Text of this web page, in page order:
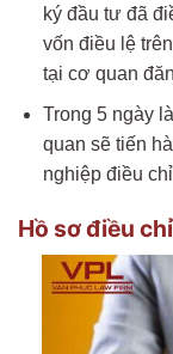
ký đầu tư đã
vốn điều lệ
tại cơ quan
Trong 5 ngày
quan sẽ tiến
nghiệp điều
Hồ sơ điều